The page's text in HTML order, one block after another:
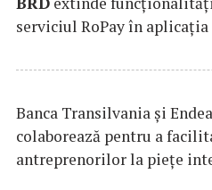
serviciul RoPay în
Banca Transilvania şi
colaborează pentru a
antreprenorilor la pieţe